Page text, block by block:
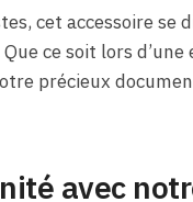
cet accessoire se
ce soit lors d’une
précieux
avec